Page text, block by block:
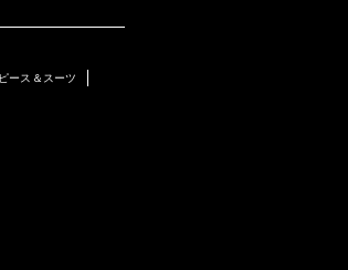
ース＆スーツ